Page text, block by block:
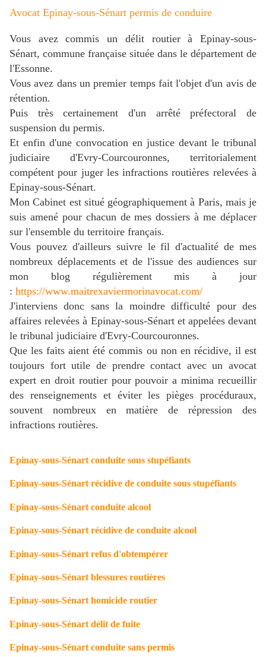
Avocat Epinay-sous-Sénart permis de conduire
Vous avez commis un délit routier à Epinay-sous-
Sénart, commune française située dans le département de
l'Essonne.
Vous avez dans un premier temps fait l'objet d'un avis de
rétention.
Puis très certainement d'un arrêté préfectoral de
suspension du permis.
Et enfin d'une convocation en justice devant le tribunal
judiciaire d'Evry-Courcouronnes, territorialement
compétent pour juger les infractions routières relevées à
Epinay-sous-Sénart.
Mon Cabinet est situé géographiquement à Paris, mais je
suis amené pour chacun de mes dossiers à me déplacer
sur l'ensemble du territoire français.
Vous pouvez d'ailleurs suivre le fil d'actualité de mes
nombreux déplacements et de l'issue des audiences sur
mon blog régulièrement mis à jour
: https://www.maitrexaviermorinavocat.com/
J'interviens donc sans la moindre difficulté pour des
affaires relevéesà Epinay-sous-Sénart et appelées devant
le tribunal judiciaire d'Evry-Courcouronnes.
Que les faits aient été commis ou non en récidive, il est
toujours fort utile de prendre contact avec un avocat
expert en droit routier pour pouvoir a minima recueillir
des renseignements et éviter les pièges procéduraux,
souvent nombreux en matière de répression des
infractions routières.
Epinay-sous-Sénart conduite sous stupéfiants
Epinay-sous-Sénart récidive de conduite sous stupéfiants
Epinay-sous-Sénart conduite alcool
Epinay-sous-Sénart récidive de conduite alcool
Epinay-sous-Sénart refus d'obtempérer
Epinay-sous-Sénart blessures routières
Epinay-sous-Sénart homicide routier
Epinay-sous-Sénart délit de fuite
Epinay-sous-Sénart conduite sans permis